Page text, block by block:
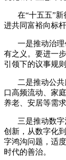
在“十五五”
进共同富裕向标
一是推动治
有之义。要进一
引领下的议事规
二是推动公
口高频流动、家
养老、安居等需
三是推动数
创新，从数字化
字鸿沟问题，适
时代的善治。